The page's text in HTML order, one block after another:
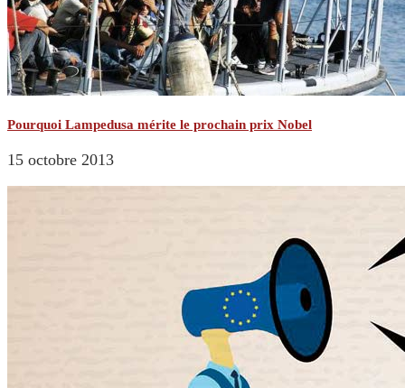
Pourquoi Lampedusa mérite le prochain prix Nobel
15 octobre 2013